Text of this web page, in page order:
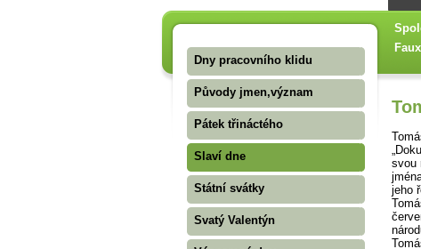
Dny pracovního klidu
Původy jmen,význam
Pátek třináctého
Slaví dne
Státní svátky
Svatý Valentýn
svou
jeho